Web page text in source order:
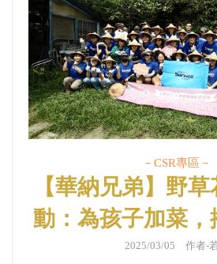
－CSR專區－
【華納兄弟】野
動：為孩子加菜，
溉愛｜公益活動、
2025/03/05 作者-